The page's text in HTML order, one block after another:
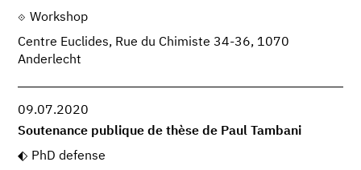
Workshop
Centre Euclides, Rue du Chimiste 34-36, 1070
Anderlecht
09.07.2020
Soutenance publique de thèse de Paul Tambani
PhD defense